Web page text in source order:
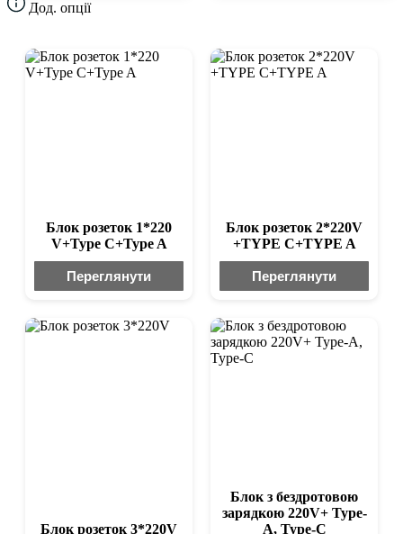
Дод. опції
Блок розеток 1*220
V+Type C+Type A
Переглянути
Блок розеток 2*220V
+TYPE C+TYPE A
Переглянути
Блок розеток 3*220V
Блок з бездротовою
зарядкою 220V+ Type-
A, Type-C